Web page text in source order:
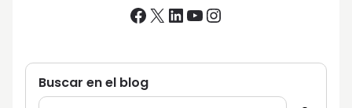
Facebook
X LinkedIn
YouTube
Instagram
Buscar en el blog